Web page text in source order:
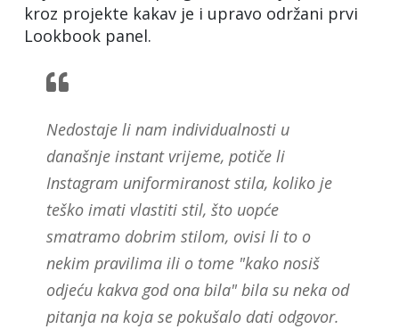
kroz projekte kakav je i upravo održani prvi
Lookbook panel.
Nedostaje li nam individualnosti u
današnje instant vrijeme, potiče li
Instagram uniformiranost stila, koliko je
teško imati vlastiti stil, što uopće
smatramo dobrim stilom, ovisi li to o
nekim pravilima ili o tome "kako nosiš
odjeću kakva god ona bila" bila su neka od
pitanja na koja se pokušalo dati odgovor.